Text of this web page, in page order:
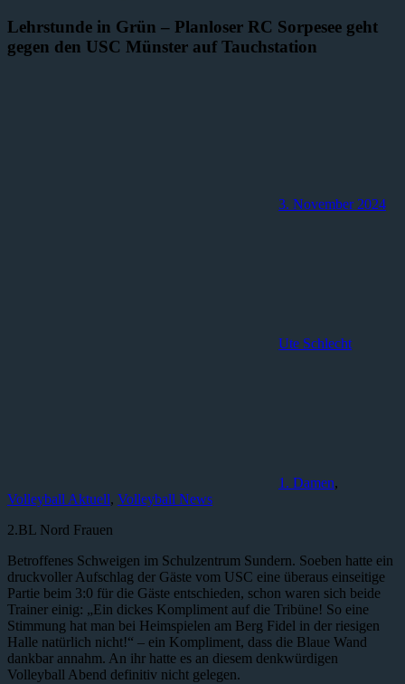
Lehrstunde in Grün – Planloser RC Sorpesee geht
gegen den USC Münster auf Tauchstation
3. November 2024
Ute Schlecht
1. Damen,
Volleyball Aktuell, Volleyball News
2.BL Nord Frauen
Betroffenes Schweigen im Schulzentrum Sundern. Soeben hatte ein
druckvoller Aufschlag der Gäste vom USC eine überaus einseitige
Partie beim 3:0 für die Gäste entschieden, schon waren sich beide
Trainer einig: „Ein dickes Kompliment auf die Tribüne! So eine
Stimmung hat man bei Heimspielen am Berg Fidel in der riesigen
Halle natürlich nicht!“ – ein Kompliment, dass die Blaue Wand
dankbar annahm. An ihr hatte es an diesem denkwürdigen
Volleyball Abend definitiv nicht gelegen.